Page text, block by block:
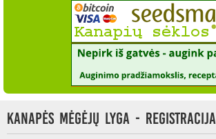
Kanapės mėgėjų lyga - Registracija